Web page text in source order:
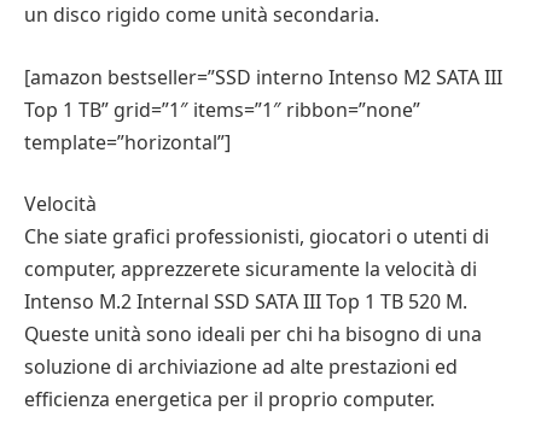
un disco rigido come unità secondaria.
[amazon bestseller=”SSD interno Intenso M2 SATA III
Top 1 TB” grid=”1″ items=”1″ ribbon=”none”
template=”horizontal”]
Velocità
Che siate grafici professionisti, giocatori o utenti di
computer, apprezzerete sicuramente la velocità di
Intenso M.2 Internal SSD SATA III Top 1 TB 520 M.
Queste unità sono ideali per chi ha bisogno di una
soluzione di archiviazione ad alte prestazioni ed
efficienza energetica per il proprio computer.